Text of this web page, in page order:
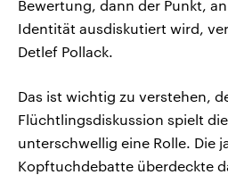
Bewertung, dann der Punkt,
Identität ausdiskutiert wird,
Detlef Pollack.
Das ist wichtig zu verstehen,
Flüchtlingsdiskussion spielt
unterschwellig eine Rolle. Die
Kopftuchdebatte überdeckte